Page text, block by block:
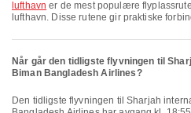
lufthavn er de mest populære
lufthavn. Disse rutene gir praktiske
Når går den tidligste flyvningen til
Biman Bangladesh Airlines?
Den tidligste flyvningen til Sharjah internasjonale lufthavn med Biman